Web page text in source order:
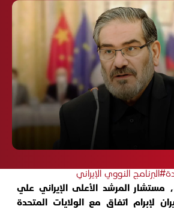
#البرنامج النووي الإيراني
المرشد الأعلى الإيراني علي
لإبرام اتفاق مع الولايات المتحدة